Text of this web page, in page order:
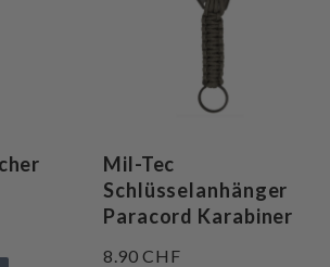
Mil-Tec
Schlüsselanhänger
Paracord Karabiner
8.90 CHF